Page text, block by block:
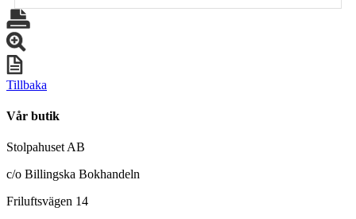
Tillbaka
Vår butik
Stolpahuset AB
c/o Billingska Bokhandeln
Friluftsvägen 14